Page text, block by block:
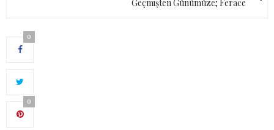
Geçmişten Günümüze; Ferace
0
0